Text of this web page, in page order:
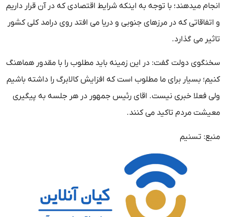
انجام میدهند؛ با توجه به اینکه شرایط اقتصادی که در آن قرار داریم
و اتفاقاتی که در مرزهای جنوبی و دریا می افتد روی درامد کلی کشور
تاثیر می گذارد.
سخنگوی دولت گفت: در این زمینه باید مطلوب را با مقدور هماهنگ
کنیم؛ بسیار برای ما مطلوب است که افزایش کالابرگ را داشته باشیم
ولی فعلا خبری نیست. اقای رئیس جمهور در هر جلسه به پیگیری
معیشت مردم تاکید می کنند.
منبع: تسنیم